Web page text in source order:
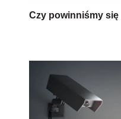
Czy powinniśmy się